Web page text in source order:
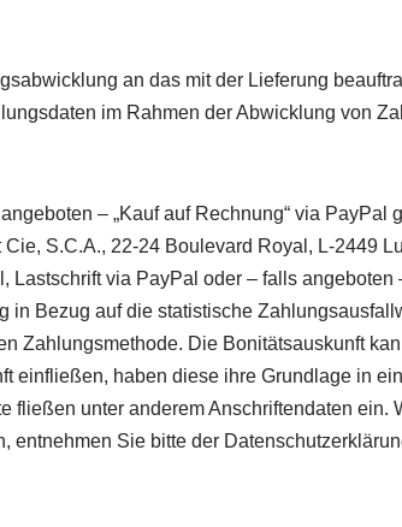
an das mit der Lieferung
im Rahmen der Abwicklung von
– „Kauf auf Rechnung“ via PayPal
S.C.A., 22-24 Boulevard Royal, L-2449
via PayPal oder – falls angeboten
in Bezug auf die statistische
Zahlungsmethode. Die Bonitätsauskunft
einfließen, haben diese ihre Grundlage in
fließen unter anderem Anschriftendaten ein.
entnehmen Sie bitte der